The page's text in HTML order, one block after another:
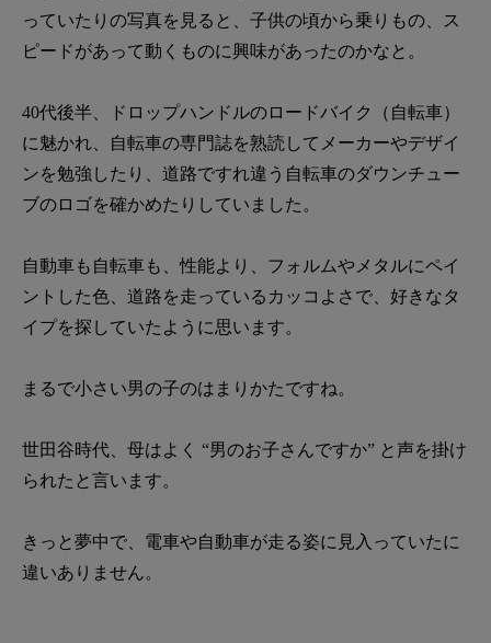
っていたりの写真を見ると、子供の頃から乗りもの、ス
ピードがあって動くものに興味があったのかなと。
40代後半、ドロップハンドルのロードバイク（自転車）
に魅かれ、自転車の専門誌を熟読してメーカーやデザイ
ンを勉強したり、道路ですれ違う自転車のダウンチュー
ブのロゴを確かめたりしていました。
自動車も自転車も、性能より、フォルムやメタルにペイ
ントした色、道路を走っているカッコよさで、好きなタ
イプを探していたように思います。
まるで小さい男の子のはまりかたですね。
世田谷時代、母はよく “男のお子さんですか” と声を掛け
られたと言います。
きっと夢中で、電車や自動車が走る姿に見入っていたに
違いありません。